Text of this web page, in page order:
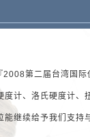
2008第二届台湾国际
度计、洛氏硬度计、
继续给予我们支持